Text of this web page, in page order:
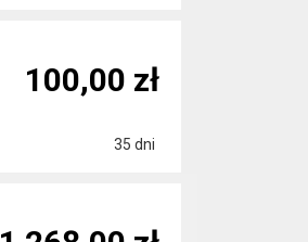
35 dni
100,00 zł